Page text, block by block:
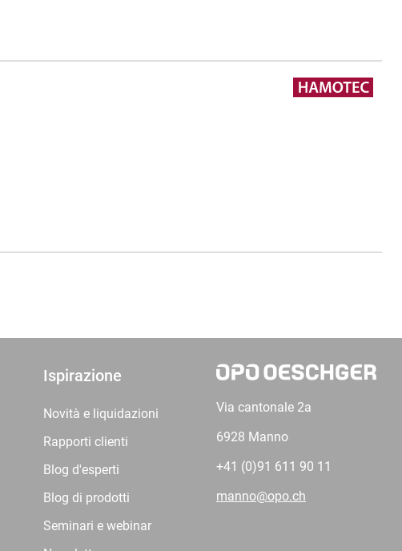
Ispirazione
Novità e liquidazioni
Rapporti clienti
Blog d'esperti
Blog di prodotti
Seminari e webinar
Via cantonale 2a
6928 Manno
+41 (0)91 611 90 11
manno@opo.ch